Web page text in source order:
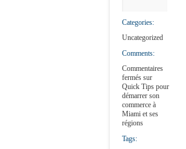
Categories:
Uncategorized
Comments:
Commentaires
fermés sur
Quick Tips pour
démarrer son
commerce à
Miami et ses
régions
Tags: